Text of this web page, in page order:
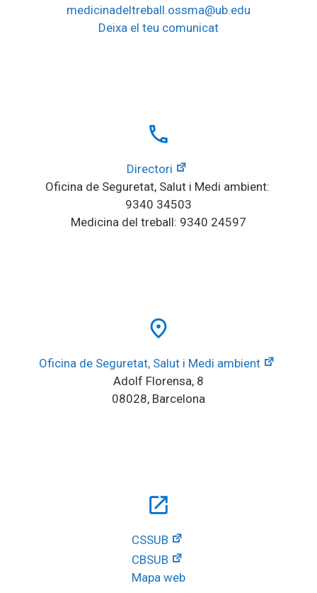
medicinadeltreball.ossma@ub.edu
Deixa el teu comunicat
local_phone
Directori
Oficina de Seguretat, Salut i Medi ambient:
9340 34503
Medicina del treball: 9340 24597
place
Oficina de Seguretat, Salut i Medi ambient
Adolf Florensa, 8
08028, Barcelona
open_in_new
CSSUB
CBSUB
Mapa web